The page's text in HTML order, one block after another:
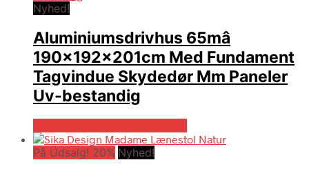
Nyhed!
Aluminiumsdrivhus 65mâ
190x192x201cm Med Fundament
Tagvindue Skydedør Mm Paneler
Uv-bestandig
På Udsalg! 20% Nyhed!